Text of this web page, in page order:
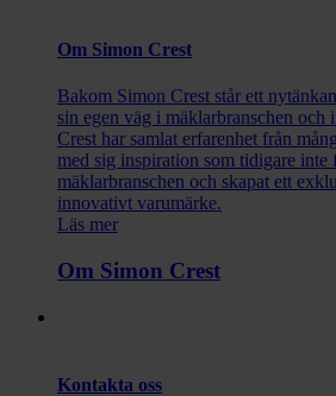
Om Simon Crest
Bakom Simon Crest står ett
sin egen väg i mäklarbranschen
Crest har samlat erfarenhet från
med sig inspiration som tidigare inte
mäklarbranschen och skapat ett
innovativt varumärke.
Läs mer
Om Simon Crest
Kontakta oss